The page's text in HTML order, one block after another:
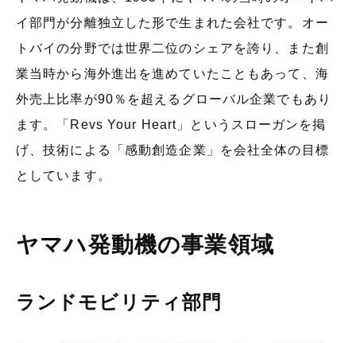
イ部門が分離独立した形で生まれた会社です。オー
トバイの分野では世界二位のシェアを誇り、また創
業当時から海外進出を進めていたこともあって、海
外売上比率が90％を超えるグローバル企業でもあり
ます。「Revs Your Heart」というスローガンを掲
げ、技術による「感動創造企業」を会社全体の目標
としています。
ヤマハ発動機の事業領域
ランドモビリティ部門